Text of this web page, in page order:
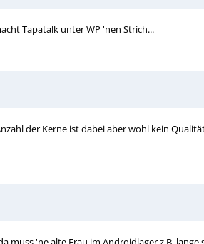
Tapatalk unter WP 'nen Strich...
der Kerne ist dabei aber wohl kein